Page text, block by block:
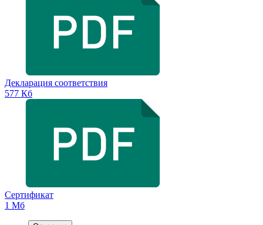
Декларация соответствия
577 Кб
Сертификат
1 Мб